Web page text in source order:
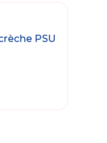
PSU